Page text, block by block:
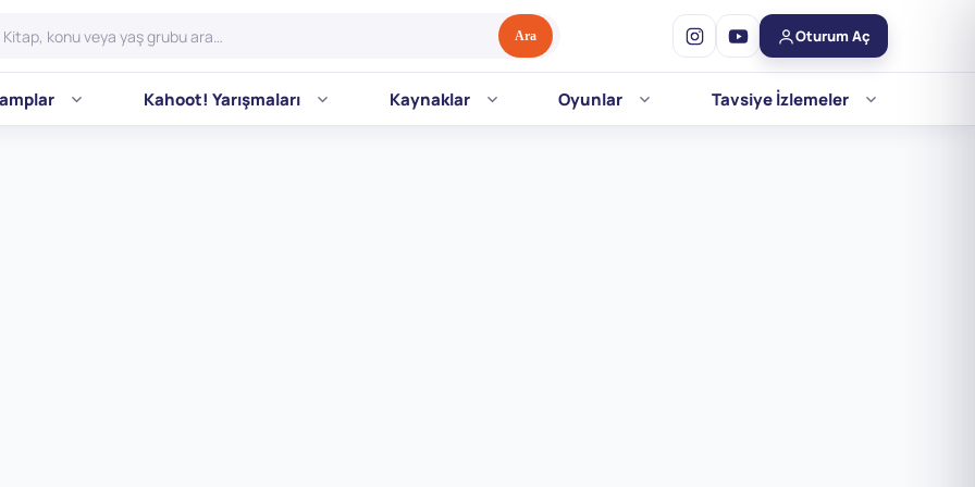
Ara Oturum Aç
Kahoot! Yarışmaları Kaynaklar Oyunlar Tavsiye İzlemeler